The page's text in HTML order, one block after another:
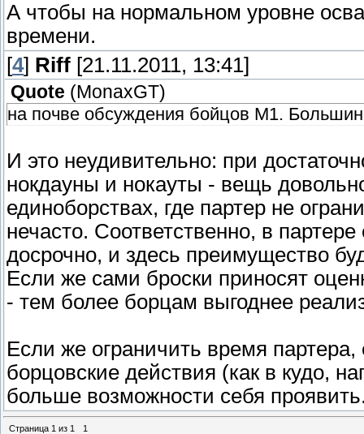
А чтобы на нормальном уровне
времени.
[4] Riff [21.11.2011, 13:41]
Quote (MonaxGT)
на почве обсуждения бойцов М1.
И это неудивительно: при
нокдауны и нокауты - вещь
единоборствах, где партер не
нечасто. Соответственно, в
досрочно, и здесь преимущество
Если же сами броски приносят
- тем более борцам выгоднее
Если же ограничить время
борцовские действия (как в кудо,
больше возможности себя
Страница 1 из 1 1